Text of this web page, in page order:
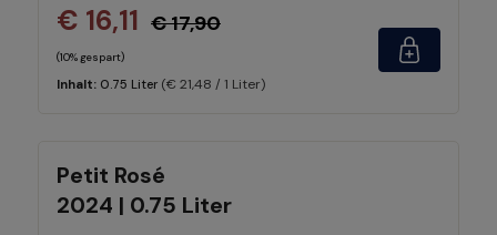
€ 16,11 € 17,90
(10% gespart)
Inhalt: 0.75 Liter (€ 21,48 / 1 Liter)
Petit Rosé
2024 | 0.75 Liter